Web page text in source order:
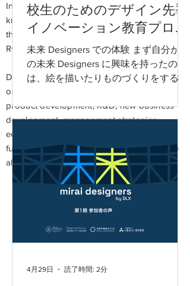
Innovation Programs” based on the
knowledge of the design engineering and
the science and technology provided by
RCA and IIS.
DLX DESIGN ACADEMY programs are not
only for designers. They are effective for
product development, R&D, new business
development, management strategies,
education; all those professions and
functions related to creativity. Students are
also welcome.
News&Program
校生のためのデザイン先導
イノベーション教育プログ
ラム参加者の声 #3
未来 Designers での体験 まず自分がこ
の未来 Designers に興味を持ったの
は、絵を描いたりものづくりをするの
す。しかし、自分が一番惹かれたのは
初めて知ったデザインの考え方でし
てもビジュアル的な、アート的なもの
のイメージがありました。しかし、こ
の未来 Designers でいう”デザイン”は
全く違うものでした。それはもっとず
っと広く、私達の生きる社会と直接関
は、身の回りに転がっているアイディ
4月29日 読了時間: 2分